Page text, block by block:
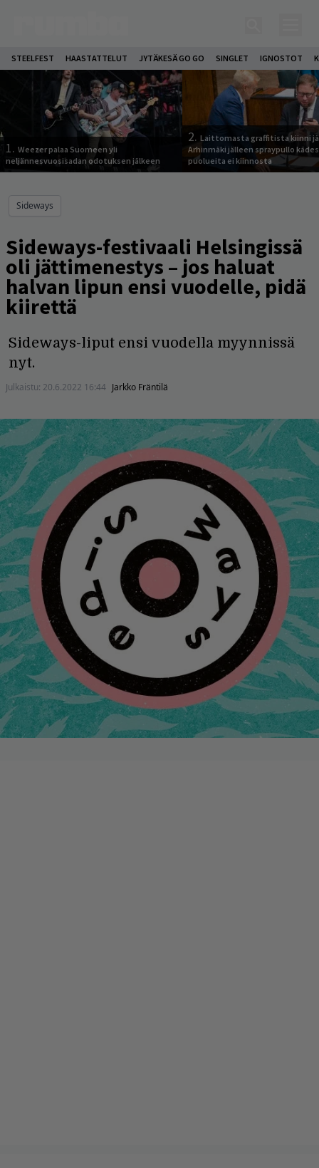
STEELFEST HAASTATTELUT JYTÄKESÄ GO GO SINGLET IGNOSTOT
1. Weezer palaa Suomeen yli
neljännesvuosisadan odotuksen jälkeen
2. Laittomasta graffitista kiinni
Arhinmäki jälleen spraypullo
puolueita ei kiinnosta
Sideways
Sideways-festivaali Helsingissä
oli jättimenestys – jos haluat
halvan lipun ensi vuodelle, pidä
kiirettä
Sideways-liput ensi vuodella myynnissä
nyt.
Julkaistu: 20.6.2022 16:44 Jarkko Fräntilä